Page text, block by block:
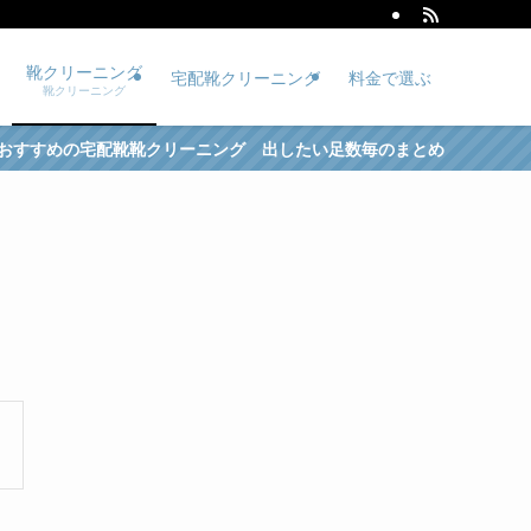
靴クリーニング
靴クリーニング
宅配靴クリーニング 料金で選ぶ
靴靴クリーニング 出したい足数毎のまとめ